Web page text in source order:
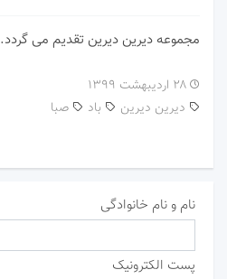
مجموعه دیرین دیرین تقدیم می گردد.
۲۸ اردیبهشت ۱۳۹۹
باد
دیرین دیرین صبا
نام و نام خانوادگی
پست الکترونیک